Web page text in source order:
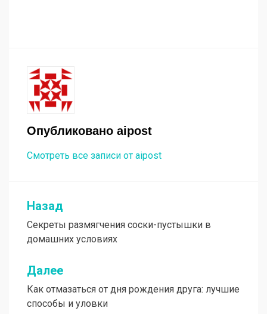
Опубликовано aipost
Смотреть все записи от aipost
Навигация
по
записям
Назад
Секреты размягчения соски-пустышки в
домашних условиях
Далее
Как отмазаться от дня рождения друга: лучшие
способы и уловки